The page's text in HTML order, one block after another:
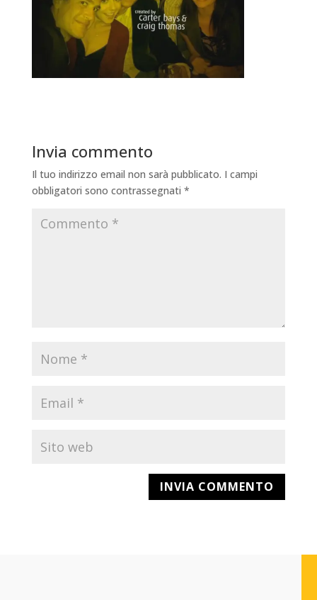
Invia commento
Il tuo indirizzo email non sarà pubblicato. I campi
obbligatori sono contrassegnati *